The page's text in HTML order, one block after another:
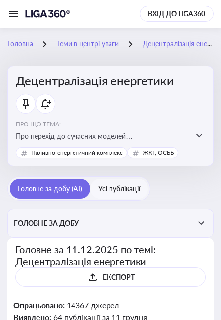
ВХІД ДО LIGA360
Головна Теми в центрі уваги Децентралізація енергетики
Децентралізація енергетики
ПРО ЩО ТЕМА:
Про перехід до сучасних моделей
енергозабезпечення, де виробництво електроенергії
здійснюється ближче до споживача. Це важливо для
втрат при транспортуванні енергії та стимулювання
розвитку відновлюваних джерел
Паливно-енергетичний комплекс ЖКГ, ОСББ
Головне за добу (AI) Усі публікації
ГОЛОВНЕ ЗА ДОБУ
Головне за 11.12.2025 по темі:
Децентралізація енергетики
ЕКСПОРТ
Опрацьовано: 14367 джерел
Виявлено: 64 публікації за 11 грудня